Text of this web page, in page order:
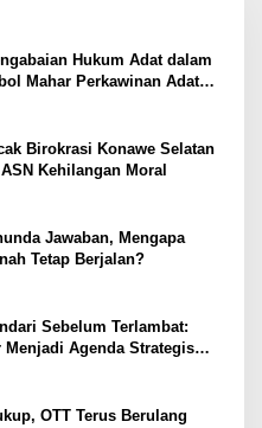
Hukum Adat dalam
Mahar Perkawinan Adat
Wawonii
Birokrasi Konawe Selatan
Ketika Jenderal ASN Kehilangan Moral
Jawaban, Mengapa
Tetap Berjalan?
Sebelum Terlambat:
Menjadi Agenda Strategis
OTT Terus Berulang